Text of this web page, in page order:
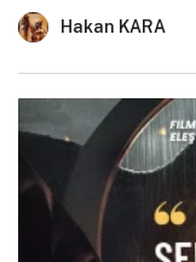
Hakan KARA